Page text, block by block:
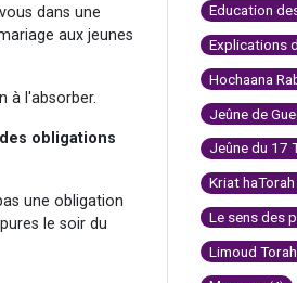
dans une
aux jeunes
à l'absorber.
obligations
une obligation
le soir du
Education
Explications
Hochaana
Jeûne de
Jeûne du 17
Kriat haTorah
Le sens des
Limoud Torah